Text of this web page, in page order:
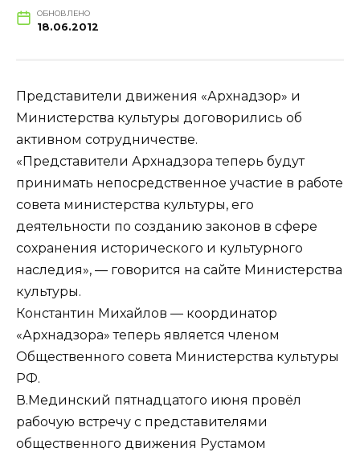
ОБНОВЛЕНО
18.06.2012
Представители движения «Архнадзор» и
Министерства культуры договорились об
активном сотрудничестве.
«Представители Архнадзора теперь будут
принимать непосредственное участие в работе
совета министерства культуры, его
деятельности по созданию законов в сфере
сохранения исторического и культурного
наследия», — говорится на сайте Министерства
культуры.
Константин Михайлов — координатор
«Архнадзора» теперь является членом
Общественного совета Министерства культуры
РФ.
В.Мединский пятнадцатого июня провёл
рабочую встречу с представителями
общественного движения Рустамом